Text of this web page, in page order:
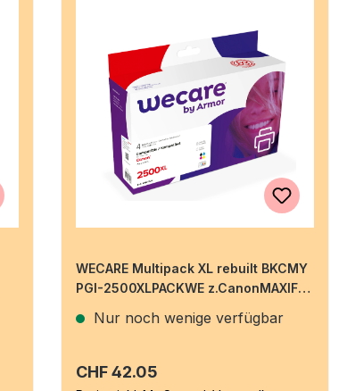
WECARE Multipack XL rebuilt BKCMY
PGI-2500XLPACKWE z.CanonMAXIFY
Nur noch wenige verfügbar
Regulärer Preis:
CHF 42.05